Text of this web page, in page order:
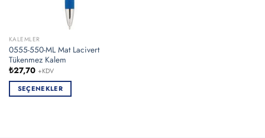
KALEMLER
0555-550-ML Mat Lacivert
Tükenmez Kalem
₺27,70 +KDV
SEÇENEKLER